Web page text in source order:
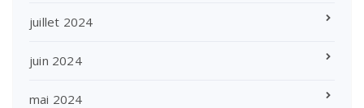
juillet 2024
juin 2024
mai 2024